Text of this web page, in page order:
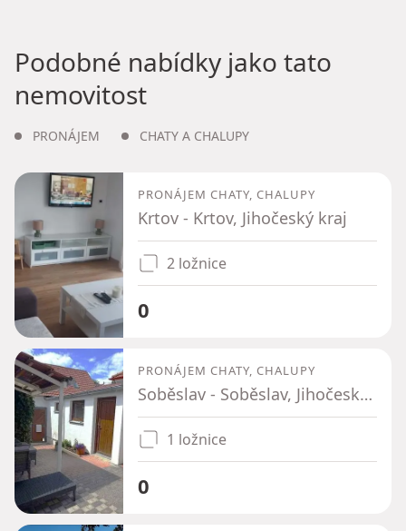
Podobné nabídky jako tato
nemovitost
PRONÁJEM CHATY A CHALUPY
PRONÁJEM CHATY, CHALUPY
Krtov - Krtov, Jihočeský kraj
2 ložnice
0
PRONÁJEM CHATY, CHALUPY
Soběslav - Soběslav, Jihočeský kraj
1 ložnice
0